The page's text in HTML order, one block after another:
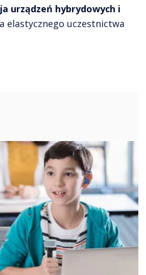
urządzeń hybrydowych i
elastycznego uczestnictwa